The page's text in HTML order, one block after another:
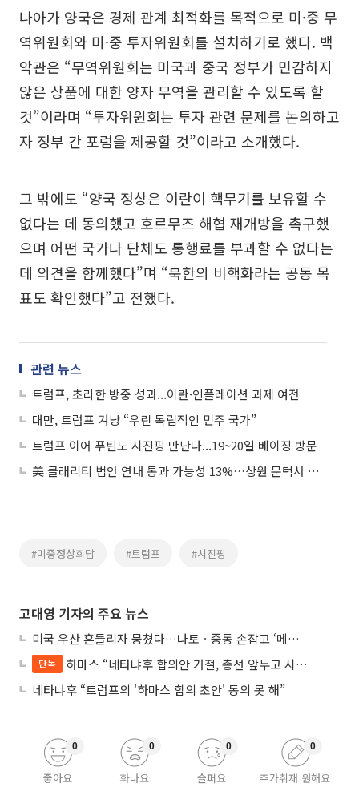
나아가 양국은 경제 관계 최적화를 목적으로 미·중 무
역위원회와 미·중 투자위원회를 설치하기로 했다. 백
악관은 “무역위원회는 미국과 중국 정부가 민감하지
않은 상품에 대한 양자 무역을 관리할 수 있도록 할
것”이라며 “투자위원회는 투자 관련 문제를 논의하고
자 정부 간 포럼을 제공할 것”이라고 소개했다.
그 밖에도 “양국 정상은 이란이 핵무기를 보유할 수
없다는 데 동의했고 호르무즈 해협 재개방을 촉구했
으며 어떤 국가나 단체도 통행료를 부과할 수 없다는
데 의견을 함께했다”며 “북한의 비핵화라는 공동 목
표도 확인했다”고 전했다.
관련 뉴스
트럼프, 초라한 방중 성과...이란·인플레이션 과제 여전
대만, 트럼프 겨냥 “우린 독립적인 민주 국가”
트럼프 이어 푸틴도 시진핑 만난다...19~20일 베이징 방문
美 클래리티 법안 연내 통과 가능성 13%…상원 문턱서 제동
#미중정상회담 #트럼프 #시진핑
고대영 기자의 주요 뉴스
미국 우산 흔들리자 뭉쳤다…나토ㆍ중동 손잡고 ‘메카 공동방위’ 조약 체결
단독
하마스 “네타냐후 합의안 거절, 총선 앞두고 시간 끌기”
네타냐후 “트럼프의 '하마스 합의 초안' 동의 못 해”
좋아요
0
화나요
0
슬퍼요
0
추가취재 원해요
0